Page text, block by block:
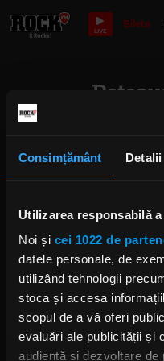
Consimțământ Detalii
Utilizarea responsabilă
Noi și cei 1022 de
datele personale, de
utilizând tehnologii
stoca și accesa
scopul de a vă oferi
evaluări ale publicității și
audiență și dezvoltare
LIVE
Bilete